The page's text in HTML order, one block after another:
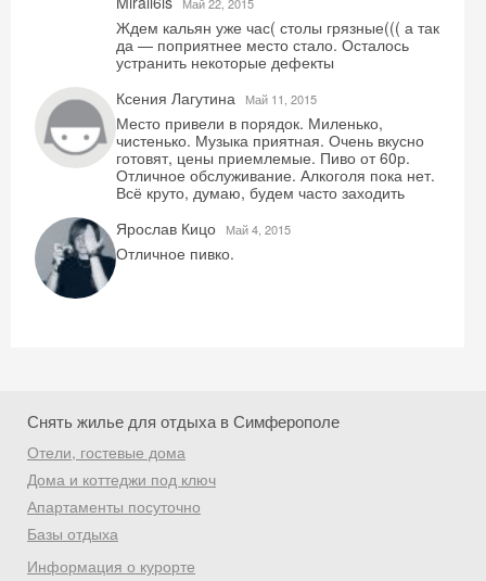
Ждем кальян уже час( столы грязные((( а так
да — поприятнее место стало. Осталось
устранить некоторые дефекты
Ксения Лагутина
Май 11, 2015
Место привели в порядок. Миленько,
чистенько. Музыка приятная. Очень вкусно
готовят, цены приемлемые. Пиво от 60р.
Отличное обслуживание. Алкоголя пока нет.
Всё круто, думаю, будем часто заходить
Ярослав Кицо
Май 4, 2015
Отличное пивко.
Снять жилье для отдыха в Симферополе
Отели, гостевые дома
Дома и коттеджи под ключ
Апартаменты посуточно
Базы отдыха
Информация о курорте